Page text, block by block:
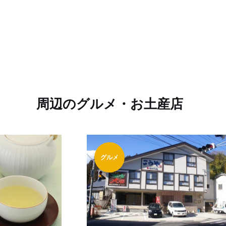
周辺のグルメ・お土産店
グルメ